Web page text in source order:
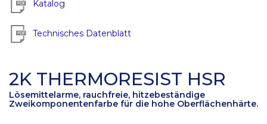
Katalog
Technisches Datenblatt
2K THERMORESIST HSR
Lösemittelarme, rauchfreie, hitzebeständige
Zweikomponentenfarbe für die hohe Oberflächenhärte.